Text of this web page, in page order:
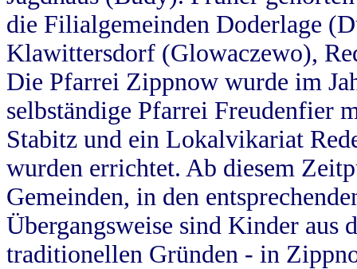
die Filialgemeinden Doderlage
Klawittersdorf (Glowaczewo),
Die Pfarrei Zippnow wurde im
selbständige Pfarrei Freudenfier
Stabitz und ein Lokalvikariat
wurden errichtet. Ab diesem
Gemeinden, in den
Übergangsweise sind Kinder aus
traditionellen Gründen - in